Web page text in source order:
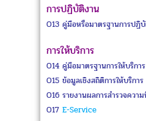
การปฏิบัติงาน
O13 คู่มือหรือมาตรฐานการปฏิ
การให้บริการ
O14 คู่มือมาตรฐานการให้บริการ
O15 ข้อมูลเชิงสถิติการให้บริการ
O16 รายงานผลการสำรวจควา
O17 E-Service